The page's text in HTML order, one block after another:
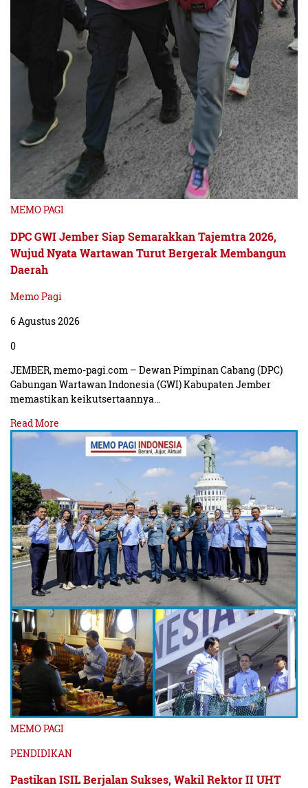
MEMO PAGI
DPC GWI Jember Siap Semarakkan Tajemtra 2026,
Wujud Nyata Wartawan Turut Bergerak Membangun
Daerah
Memo Pagi
6 Agustus 2026
0
JEMBER, memo-pagi.com – Dewan Pimpinan Cabang (DPC)
Gabungan Wartawan Indonesia (GWI) Kabupaten Jember
memastikan keikutsertaannya…
Read More
MEMO PAGI
PENDIDIKAN
Pastikan ISIL Berjalan Sukses, Wakil Rektor II UHT